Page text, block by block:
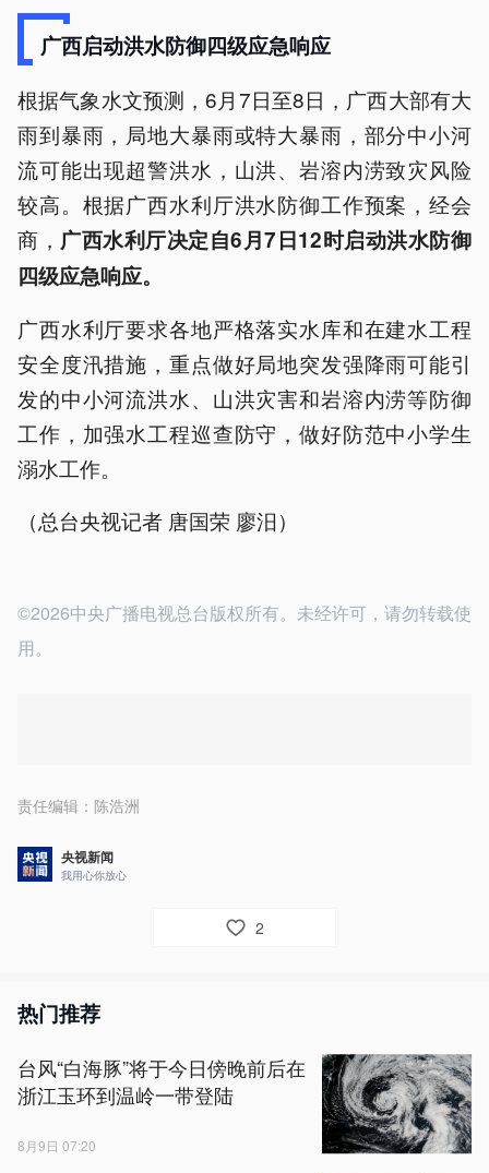
广西启动洪水防御四级应急响应
根据气象水文预测，6月7日至8日，广西大部有大
雨到暴雨，局地大暴雨或特大暴雨，部分中小河
流可能出现超警洪水，山洪、岩溶内涝致灾风险
较高。根据广西水利厅洪水防御工作预案，经会
商， 广西水利厅决定自6月7日12时启动洪水防御
四级应急响应。
广西水利厅要求各地严格落实水库和在建水工程
安全度汛措施，重点做好局地突发强降雨可能引
发的中小河流洪水、山洪灾害和岩溶内涝等防御
工作，加强水工程巡查防守，做好防范中小学生
溺水工作。
（总台央视记者 唐国荣 廖汨）
©2026中央广播电视总台版权所有。未经许可，请勿转载使
用。
责任编辑： 陈浩洲
央视新闻
我用心你放心
2
热门推荐
台风“白海豚”将于今日傍晚前后在
浙江玉环到温岭一带登陆
8月9日 07:20